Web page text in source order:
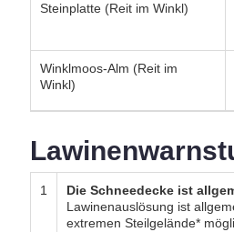
Steinplatte (Reit im Winkl)
Winklmoos-Alm (Reit im
Winkl)
1
Die Schneedecke ist
Lawinenauslösung ist
extremen Steilgelände*